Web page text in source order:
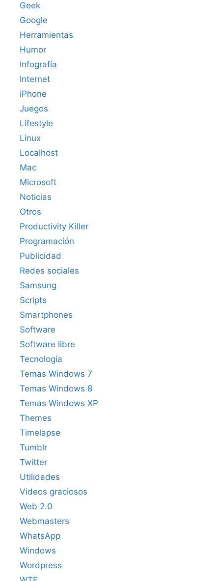
Geek
Google
Herramientas
Humor
Infografía
Internet
iPhone
Juegos
Lifestyle
Linux
Localhost
Mac
Microsoft
Noticias
Otros
Productivity Killer
Programación
Publicidad
Redes sociales
Samsung
Scripts
Smartphones
Software
Software libre
Tecnología
Temas Windows 7
Temas Windows 8
Temas Windows XP
Themes
Timelapse
Tumblr
Twitter
Utilidades
Videos graciosos
Web 2.0
Webmasters
WhatsApp
Windows
Wordpress